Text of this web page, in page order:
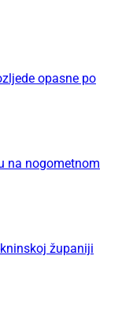
opasne po
na nogometnom
županiji